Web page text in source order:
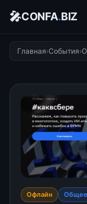
🎤CONFA.BIZ
Главная›События›
Офлайн Общее